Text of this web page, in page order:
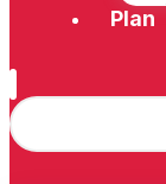
Plan